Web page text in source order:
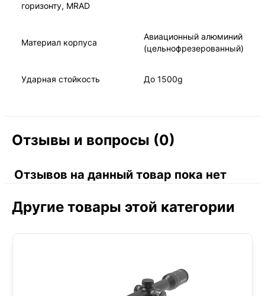
горизонту, MRAD
Материал корпуса
Авиационный алюминий
(цельнофрезерованный)
Ударная стойкость До 1500g
Отзывы и вопросы (0)
Отзывов на данный товар пока нет
Другие товары этой категории